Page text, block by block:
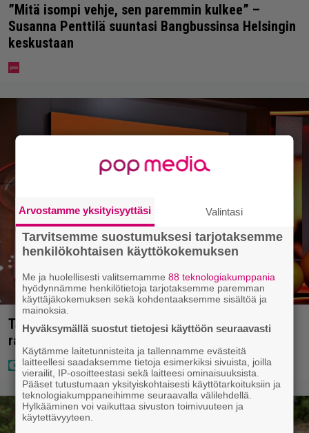
”Mitä isompi vehje, sen paremmin kulkee” –
Susanna Penttilä suuntasi Bangbussinsa Helsingin
keskustaan
Täällä pelattiin lauantain Loton ja Jokerin isot
rahat – Tokmannilla, ABC:lla, netissä…
Arvostamme yksityisyyttäsi Valintasi
Tarvitsemme suostumuksesi tarjotaksemme
henkilökohtaisen käyttökokemuksen
Me ja huolellisesti valitsemamme88 teknologiakumppania
hyödynnämme henkilötietoja tarjotaksemme paremman
käyttäjäkokemuksen sekä kohdentaaksemme sisältöä ja
mainoksia.
Hyväksymällä suostut tietojesi käyttöön seuraavasti
Käytämme laitetunnisteita ja tallennamme evästeitä
laitteellesi saadaksemme tietoja esimerkiksi sivuista, joilla
vierailit, IP-osoitteestasi sekä laitteesi ominaisuuksista.
Pääset tutustumaan yksityiskohtaisesti käyttötarkoituksiin ja
teknologiakumppaneihimme seuraavalla välilehdellä.
Hylkääminen voi vaikuttaa sivuston toimivuuteen ja
käytettävyyteen.